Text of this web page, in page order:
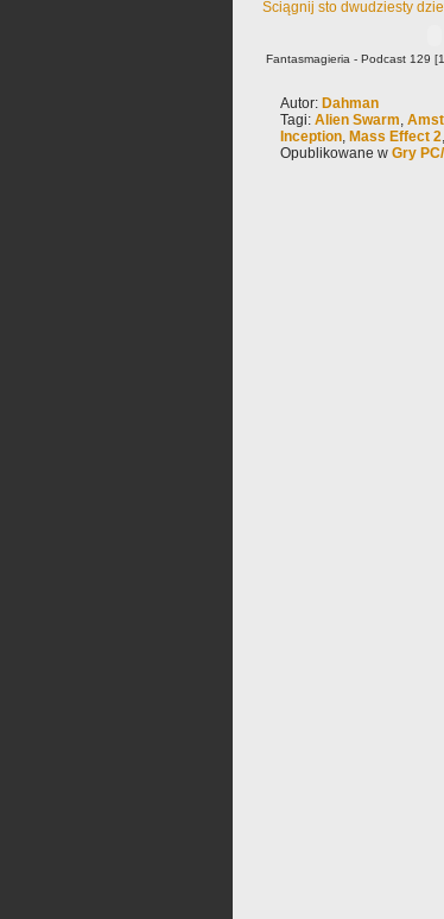
Ściągnij sto dwudziesty
Fantasmagieria - Podcast 129
Autor: Dahman
Tagi: Alien Swarm,
Inception, Mass Effect 2,
Opublikowane w Gry